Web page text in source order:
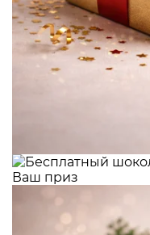
Ваш приз